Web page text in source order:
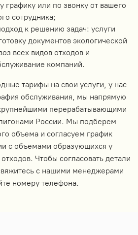
графику или по звонку от вашего
сотрудника;
к решению задач: услуги
документов экологической
всех видов отходов и
компаний.
тарифы на свои услуги, у нас
обслуживания, мы напрямую
перерабатывающими
России. Мы подберем
объема и согласуем график
с объемами образующихся у
Чтобы согласовать детали
с нашими менеджерами
номеру телефона.